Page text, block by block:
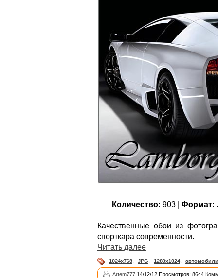
Количество: 903 | Формат:
Качественные обои из
спорткара современности.
Читать далее
1024x768 JPG 1280x1024 автомобили
Artem777 14/12/12 Просмотров: 8644